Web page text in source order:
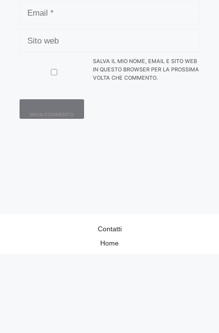
WEB
SALVA IL MIO NOME, EMAIL E SITO WEB
IN QUESTO BROWSER PER LA PROSSIMA
VOLTA CHE COMMENTO.
Contatti
Home